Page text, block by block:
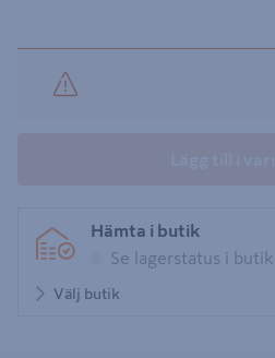
Hämta i butik
Se lagerstatus i butik
Välj butik